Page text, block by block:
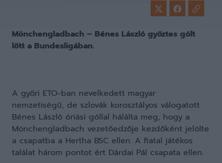
Mönchengladbach – Bénes László győztes gólt
lőtt a Bundesligában.
A győri ETO-ban nevelkedett magyar
nemzetiségű, de szlovák korosztályos válogatott
Bénes László óriási góllal hálálta meg, hogy a
Mönchengladbach vezetőedzője kezdőként jelölte
a csapatba a Hertha BSC ellen. A fiatal játékos
találat három pontot ért Dárdai Pál csapata ellen.